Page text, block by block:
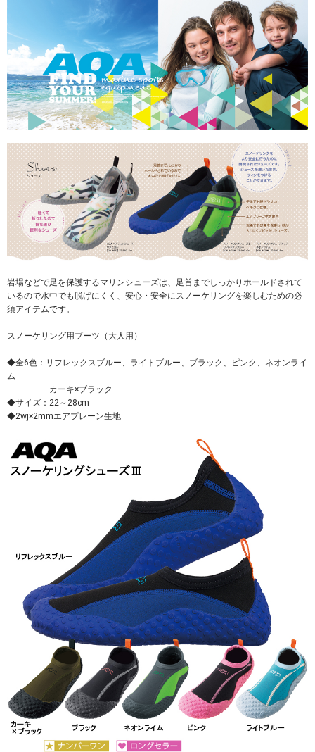
岩場などで足を保護するマリンシューズは、足首までしっかりホールドされて
いるので水中でも脱げにくく、安心・安全にスノーケリングを楽しむための必
須アイテムです。
スノーケリング用ブーツ（大人用）
◆全6色：リフレックスブルー、ライトブルー、ブラック、ピンク、ネオンライ
ム
カーキ×ブラック
◆サイズ：22～28cm
◆2wj×2mmエアプレーン生地